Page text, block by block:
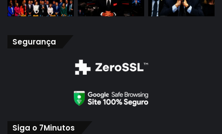
Segurança
Siga o 7Minutos